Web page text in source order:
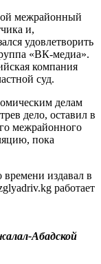
межрайонный
и,
удовлетворить
«ВК-медиа».
компания
суд.
делам
дело, оставил в
межрайонного
пока
издавал в
работает
Абадской